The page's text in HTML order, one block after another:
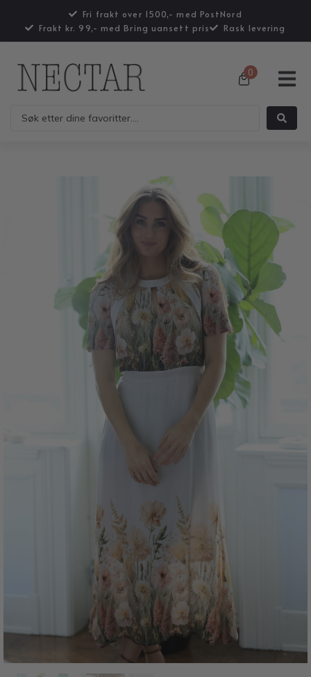
Fri frakt over 1500,- med PostNord
Frakt kr. 99,- med Bring uansett pris
Rask levering
0